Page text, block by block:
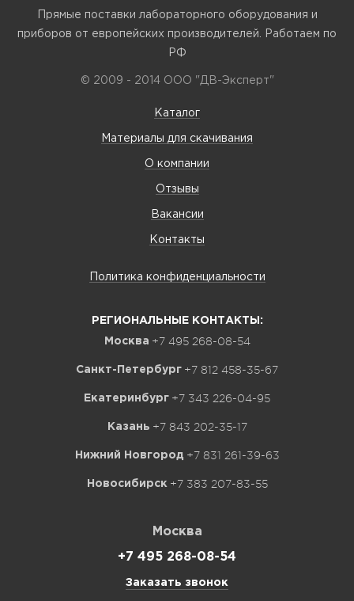
Прямые поставки лабораторного оборудования и
приборов от европейских производителей. Работаем по
РФ
© 2009 - 2014 ООО "ДВ-Эксперт"
Каталог
Материалы для скачивания
О компании
Отзывы
Вакансии
Контакты
Политика конфиденциальности
РЕГИОНАЛЬНЫЕ КОНТАКТЫ:
Москва +7 495 268-08-54
Санкт-Петербург +7 812 458-35-67
Екатеринбург +7 343 226-04-95
Казань +7 843 202-35-17
Нижний Новгород +7 831 261-39-63
Новосибирск +7 383 207-83-55
Москва
+7 495 268-08-54
Заказать звонок